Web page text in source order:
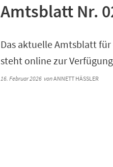
Amtsblatt Nr.
Das aktuelle Amtsblatt für
steht online zur
16. Februar 2026 vonANNETT HÄSSLER